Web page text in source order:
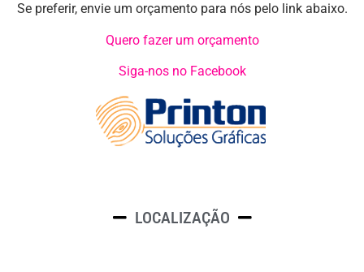
Se preferir, envie um orçamento para nós pelo link abaixo.
Quero fazer um orçamento
Siga-nos no Facebook
LOCALIZAÇÃO